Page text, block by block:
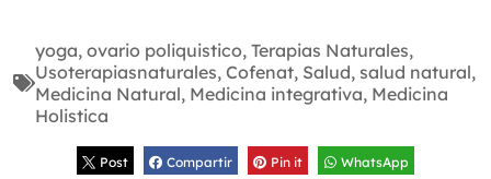
yoga, ovario poliquistico, Terapias Naturales,
Usoterapiasnaturales, Cofenat, Salud, salud natural,
Medicina Natural, Medicina integrativa, Medicina
Holistica
Post Compartir Pin it WhatsApp